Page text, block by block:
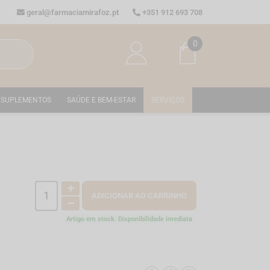
geral@farmaciamirafoz.pt +351 912 693 708
0
SUPLEMENTOS SAÚDE E BEM-ESTAR SERVIÇOS
ADICIONAR AO CARRINHO
Artigo em stock. Disponibilidade imediata